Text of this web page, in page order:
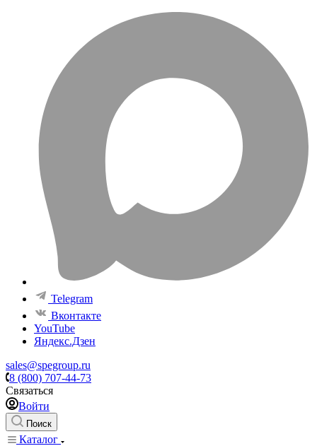
Telegram
Вконтакте
YouTube
Яндекс.Дзен
sales@spegroup.ru
8 (800) 707-44-73
Связаться
Войти
Поиск
Каталог